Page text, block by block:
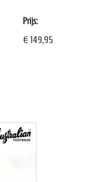
Prijs:
€ 149,95